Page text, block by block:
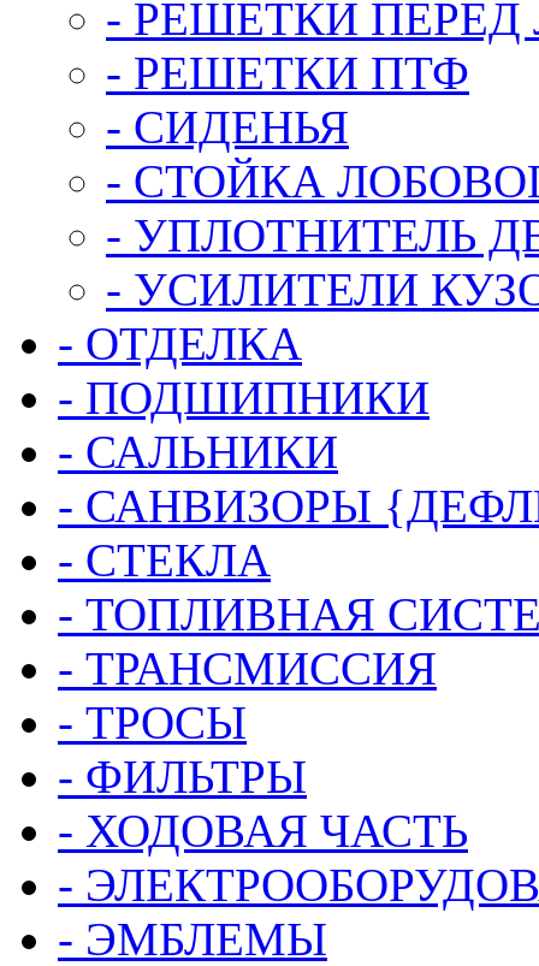
- РЕШЕТКИ
- РЕШЕТКИ ПТФ
- СИДЕНЬЯ
- СТОЙКА
- УПЛОТНИТЕЛЬ
- УСИЛИТЕЛИ
- ОТДЕЛКА
- ПОДШИПНИКИ
- САЛЬНИКИ
- САНВИЗОРЫ
- СТЕКЛА
- ТОПЛИВНАЯ
- ТРАНСМИССИЯ
- ТРОСЫ
- ФИЛЬТРЫ
- ХОДОВАЯ ЧАСТЬ
-
- ЭМБЛЕМЫ